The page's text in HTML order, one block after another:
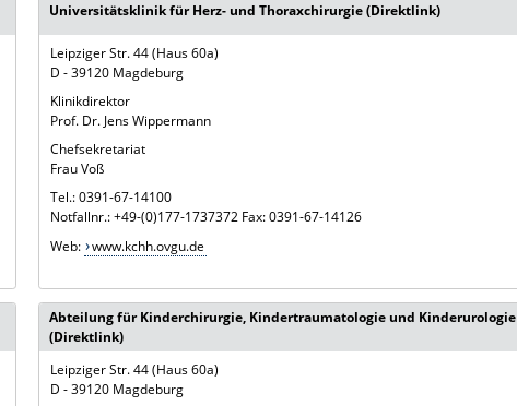
Universitätsklinik für Herz- und Thoraxchirurgie (Direktlink)
Leipziger Str. 44 (Haus 60a)
D - 39120 Magdeburg
Klinikdirektor
Prof. Dr. Jens Wippermann
Chefsekretariat
Frau Voß
Tel.: 0391-67-14100
Notfallnr.: +49-(0)177-1737372 Fax: 0391-67-14126
Web: www.kchh.ovgu.de
Abteilung für Kinderchirurgie, Kindertraumatologie und Kinderurologie
(Direktlink)
Leipziger Str. 44 (Haus 60a)
D - 39120 Magdeburg